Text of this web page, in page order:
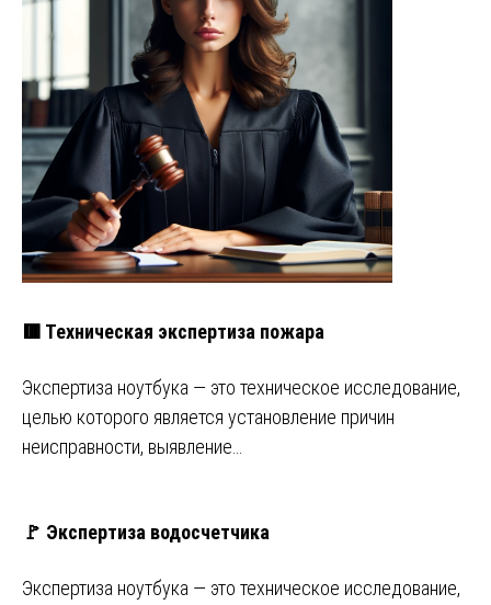
🟥 Техническая экспертиза пожара
Экспертиза ноутбука — это техническое исследование,
целью которого является установление причин
неисправности, выявление…
🚩 Экспертиза водосчетчика
Экспертиза ноутбука — это техническое исследование,